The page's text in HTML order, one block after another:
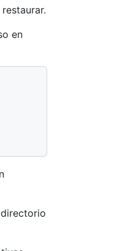
en